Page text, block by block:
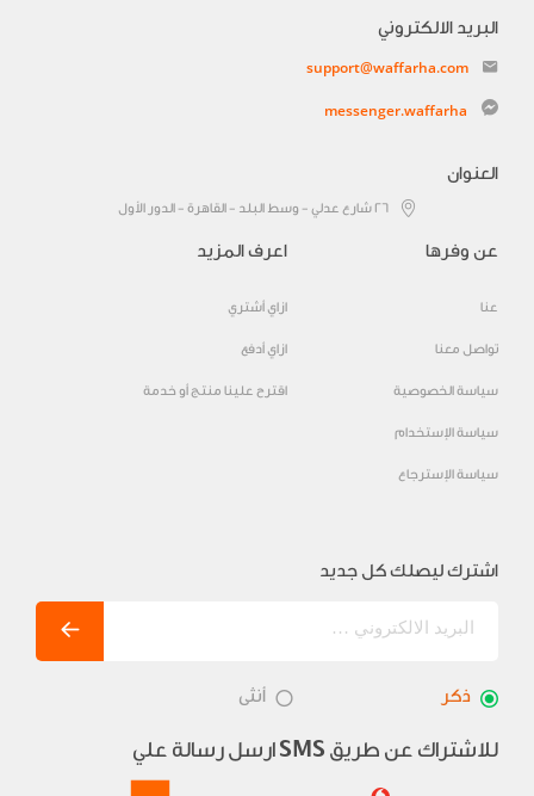
البريد الالكتروني
support@waffarha.com
messenger.waffarha
العنوان
٢٦ شارع عدلي - وسط البلد - القاهرة - الدور الأول
عن وفرها
عنا
تواصل معنا
سياسة الخصوصية
سياسة الإستخدام
سياسة الإسترجاع
اعرف المزيد
ازاي أشتري
ازاي أدفع
اقترح علينا منتج أو خدمة
اشترك ليصلك كل جديد
ذكر أنثى
للاشتراك عن طريق SMS ارسل رسالة علي